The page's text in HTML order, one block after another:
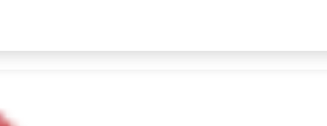
Terakhir yang dicari